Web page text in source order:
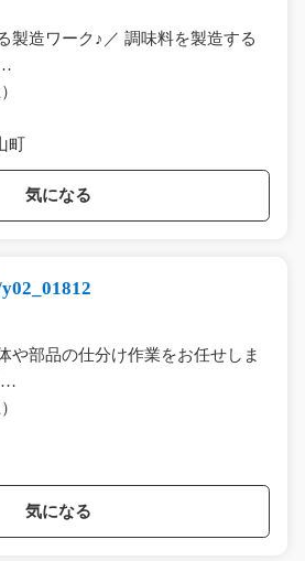
製造ワーク♪／ 調味料を製造する
町
気になる
や部品の仕分け作業をお任せしま
…
気になる